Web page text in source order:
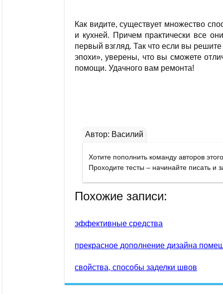
Как видите, существует множество
и кухней. Причем практически все
первый взгляд. Так что если вы
эпохи», уверены, что вы сможете
помощи. Удачного вам ремонта!
Автор: Василий
Похожие записи:
эффективные средства
прекрасное дополнение дизайна
свойства, способы заделки швов